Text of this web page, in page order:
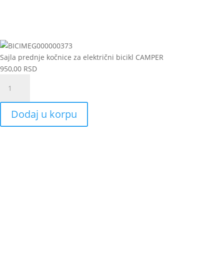
Sajla prednje kočnice za električni bicikl CAMPER
950,00 RSD
prednje
kočnice
električni
Dodaj u korpu